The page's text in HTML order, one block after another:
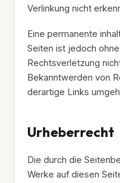
Verlinkung nicht
Eine permanente
Seiten ist jedoch
Rechtsverletzung
Bekanntwerden von
derartige Links
Urheberrecht
Die durch die
Werke auf diesen